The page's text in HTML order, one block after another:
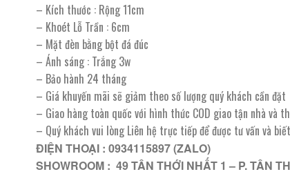
– Kích thước : Rộng 11cm
– Khoét Lỗ Trần : 6cm
– Mặt đèn bằng bột đá đúc
– Ánh sáng : Trắng 3w
– Bảo hành 24 tháng
– Giá khuyến mãi sẽ giảm theo số lượng quý khách cần đặt
– Giao hàng toàn quốc với hình thức COD giao tận nhà và
– Quý khách vui lòng Liên hệ trực tiếp để được tư vấn và
ĐIỆN THOẠI : 0934115897 (ZALO)
SHOWROOM : 49 TÂN THỚI NHẤT 1 – P. TÂN